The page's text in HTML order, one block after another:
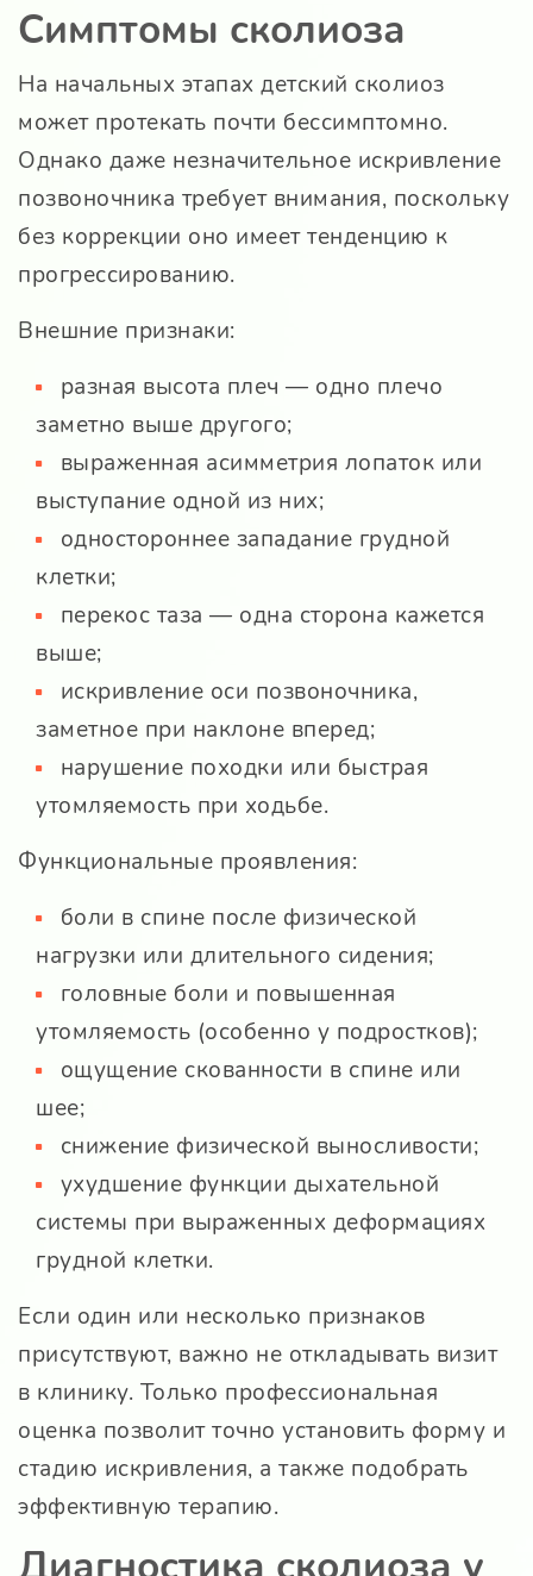
Симптомы сколиоза
На начальных этапах детский сколиоз
может протекать почти бессимптомно.
Однако даже незначительное искривление
позвоночника требует внимания, поскольку
без коррекции оно имеет тенденцию к
прогрессированию.
Внешние признаки:
разная высота плеч — одно плечо
заметно выше другого;
выраженная асимметрия лопаток или
выступание одной из них;
одностороннее западание грудной
клетки;
перекос таза — одна сторона кажется
выше;
искривление оси позвоночника,
заметное при наклоне вперед;
нарушение походки или быстрая
утомляемость при ходьбе.
Функциональные проявления:
боли в спине после физической
нагрузки или длительного сидения;
головные боли и повышенная
утомляемость (особенно у подростков);
ощущение скованности в спине или
шее;
снижение физической выносливости;
ухудшение функции дыхательной
системы при выраженных деформациях
грудной клетки.
Если один или несколько признаков
присутствуют, важно не откладывать визит
в клинику. Только профессиональная
оценка позволит точно установить форму и
стадию искривления, а также подобрать
эффективную терапию.